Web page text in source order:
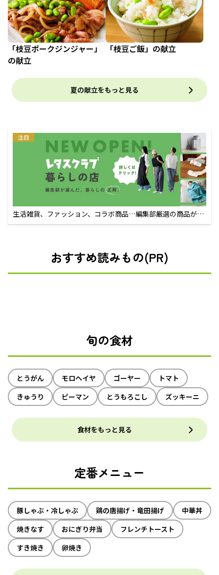
「枝豆ポークジンジャー」
の献立
「枝豆ご飯」の献立
夏の献立をもっと見る
注目
生活雑貨、ファッション、コラボ商品…編集部厳選の商品が買
えるECサイト
おすすめ読みもの(PR)
旬の食材
とうがん モロヘイヤ ゴーヤー
トマト
きゅうり
ピーマン とうもろこし ズッキーニ
食材をもっと見る
定番メニュー
豚しゃぶ・冷しゃぶ 鶏の唐揚げ・竜田揚げ
中華丼
焼きなす
おにぎり弁当
フレンチトースト
すき焼き
卵焼き